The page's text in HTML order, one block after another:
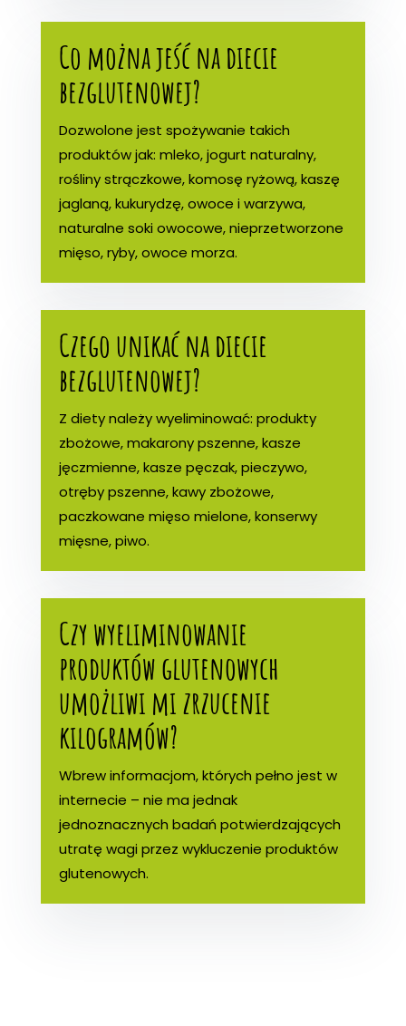
Co można jeść na diecie
bezglutenowej?
Dozwolone jest spożywanie takich
produktów jak: mleko, jogurt naturalny,
rośliny strączkowe, komosę ryżową, kaszę
jaglaną, kukurydzę, owoce i warzywa,
naturalne soki owocowe, nieprzetworzone
mięso, ryby, owoce morza.
Czego unikać na diecie
bezglutenowej?
Z diety należy wyeliminować: produkty
zbożowe, makarony pszenne, kasze
jęczmienne, kasze pęczak, pieczywo,
otręby pszenne, kawy zbożowe,
paczkowane mięso mielone, konserwy
mięsne, piwo.
Czy wyeliminowanie
produktów glutenowych
umożliwi mi zrzucenie
kilogramów?
Wbrew informacjom, których pełno jest w
internecie – nie ma jednak
jednoznacznych badań potwierdzających
utratę wagi przez wykluczenie produktów
glutenowych.